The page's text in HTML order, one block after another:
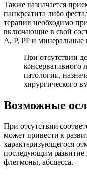
Также назначается
панкреатита либо
терапии необходимо
включающие в свой
А, Р, РР и минеральные
При отсутствии
консервативного
патологии,
хирургического
Возможные
При отсутствии
может привести к
характеризующегося
последующим развитие
флегмоны, абсцесса.